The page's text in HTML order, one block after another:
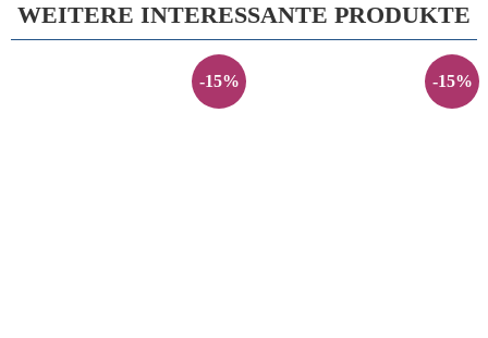
WEITERE INTERESSANTE PRODUKTE
-15% -15%